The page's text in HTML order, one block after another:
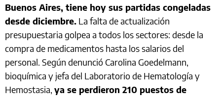
Buenos Aires, tiene hoy sus partidas congeladas
desde diciembre. La falta de actualización
presupuestaria golpea a todos los sectores: desde la
compra de medicamentos hasta los salarios del
personal. Según denunció Carolina Goedelmann,
bioquímica y jefa del Laboratorio de Hematología y
Hemostasia, ya se perdieron 210 puestos de